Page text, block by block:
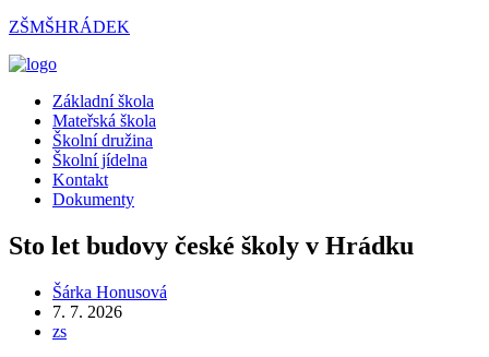
Přejít
obsahu
ZŠMŠHRÁDEK
Menu
Základní škola
Mateřská škola
Školní družina
Školní jídelna
Kontakt
Dokumenty
Sto let budovy české školy v Hrádku
Autor
příspěvku
Šárka Honusová
Příspěvek
byl
7. 7. 2026
Rubriky
zs